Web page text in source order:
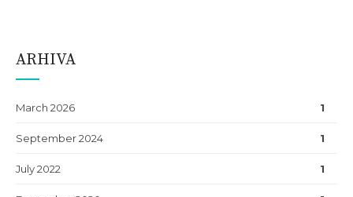
ARHIVA
March 2026 1
September 2024 1
July 2022 1